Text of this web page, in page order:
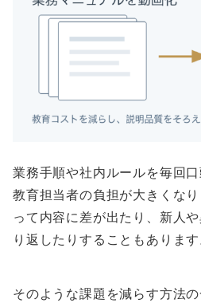
業務手順や社内ルールを毎回口
教育担当者の負担が大きくな
って内容に差が出たり、新人
り返したりすることもあります
そのような課題を減らす方法